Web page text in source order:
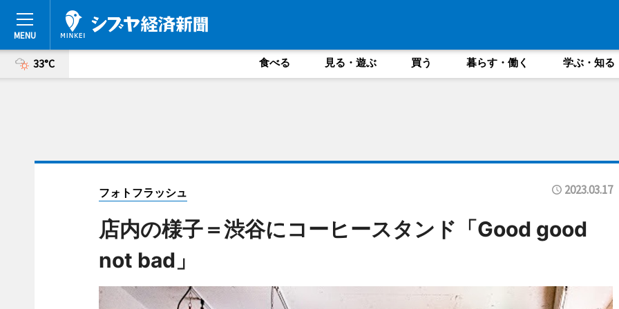
33°C 食べる 見る・遊ぶ 買う 暮らす・働く 学ぶ・知る
フォトフラッシュ 2023.03.17
店内の様子＝渋谷にコーヒースタンド「Good good
not bad」